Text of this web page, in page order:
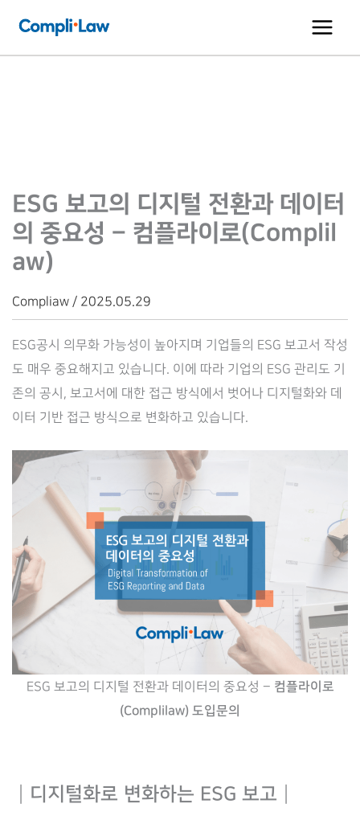
츠
ESG 보고의 디지털 전환과 데이터
의 중요성 – 컴플라이로(Complil
aw)
Compliaw / 2025.05.29
ESG공시 의무화 가능성이 높아지며 기업들의 ESG 보고서 작성
도 매우 중요해지고 있습니다. 이에 따라 기업의 ESG 관리도 기
존의 공시, 보고서에 대한 접근 방식에서 벗어나 디지털화와 데
이터 기반 접근 방식으로 변화하고 있습니다.
ESG 보고의 디지털 전환과 데이터의 중요성 – 컴플라이로
(Complilaw) 도입문의
디지털화로 변화하는 ESG 보고